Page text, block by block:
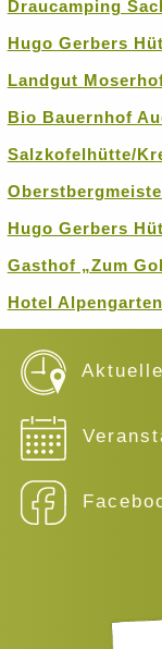
Draucamping
Hugo Gerbers
Landgut
Bio Bauernhof
Salzkofelhütte/
Hugo Gerbers
Gasthof „Zum
Hotel